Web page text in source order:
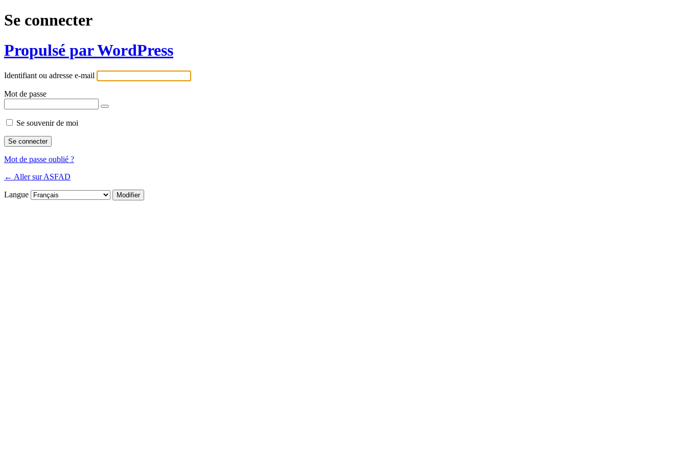
Se connecter
Propulsé par WordPress
Identifiant ou adresse e-mail
Mot de passe
Se souvenir de moi
Mot de passe oublié ?
← Aller sur ASFAD
Langue